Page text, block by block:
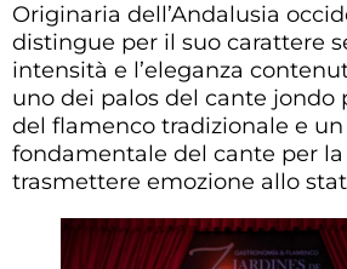
Originaria dell’Andalusia
distingue per il suo carattere
intensità e l’eleganza
uno dei palos del cante
del flamenco tradizionale e
fondamentale del cante per
trasmettere emozione allo